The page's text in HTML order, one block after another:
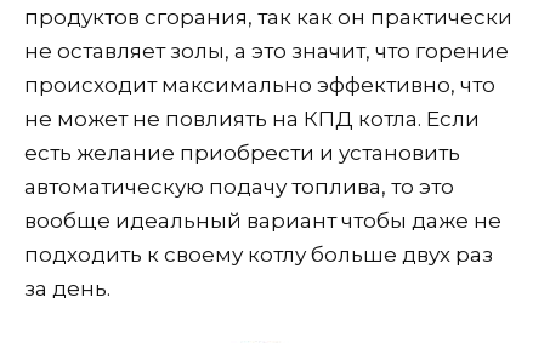
продуктов сгорания, так как он практически
не оставляет золы, а это значит, что горение
происходит максимально эффективно, что
не может не повлиять на КПД котла. Если
есть желание приобрести и установить
автоматическую подачу топлива, то это
вообще идеальный вариант чтобы даже не
подходить к своему котлу больше двух раз
за день.